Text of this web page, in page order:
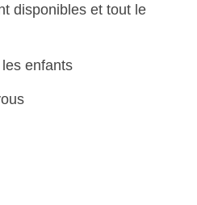
disponibles et tout le
enfants